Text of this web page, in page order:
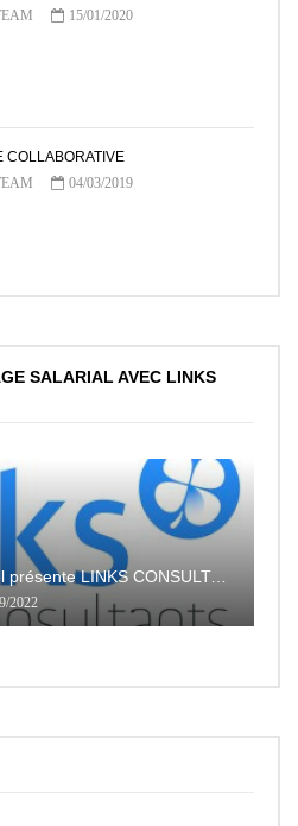
15/01/2020
COLLABORATIVE
04/03/2019
SALARIAL AVEC LINKS
Coworking Channel présente LINKS CONSULTANTS, l’indépendance en toute sécurité avec le portage salarial
2022